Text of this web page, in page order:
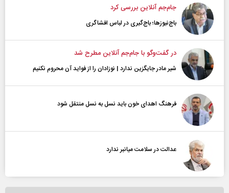
جام‌جم آنلاین بررسی کرد
باج‌نیوزها؛ باج‌گیری در لباس افشاگری
در گفت‌و‌گو با جام‌جم آنلاین مطرح شد
شیر مادر جایگزین ندارد | نوزادان را از فواید آن محروم نکنیم
فرهنگ اهدای خون باید نسل به نسل منتقل شود
عدالت در سلامت میانبر ندارد